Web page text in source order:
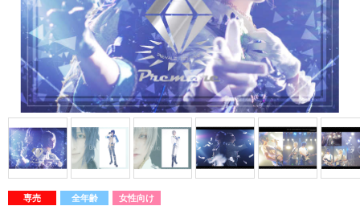
専売 全年齢 女性向け